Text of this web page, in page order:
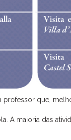
que,
A maioria das